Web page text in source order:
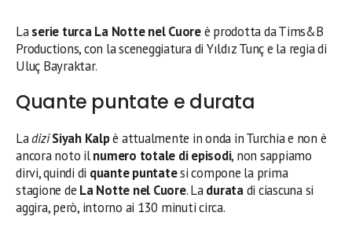
Laserie turca La Notte nel Cuoreè prodotta da Tims&B
Productions, con la sceneggiatura di Yıldız Tunç e la regia di
Uluç Bayraktar.
Quante puntate e durata
Ladizi Siyah Kalpè attualmente in onda in Turchia e non è
ancora noto ilnumero totale di episodi, non sappiamo
dirvi, quindi di quante puntatesi compone la prima
stagione de La Notte nel Cuore. Laduratadi ciascuna si
aggira, però, intorno ai 130 minuti circa.